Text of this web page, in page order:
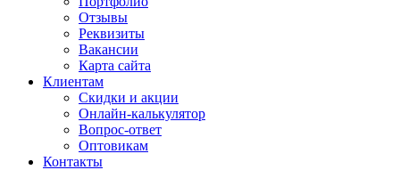
Отзывы
Реквизиты
Вакансии
Карта сайта
Клиентам
Скидки и акции
Онлайн-калькулятор
Вопрос-ответ
Оптовикам
Контакты